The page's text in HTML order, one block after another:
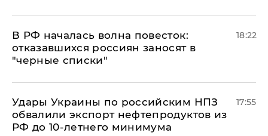
​В РФ началась волна повесток:
отказавшихся россиян заносят в
"черные списки"
18:22
Удары Украины по российским НПЗ
обвалили экспорт нефтепродуктов из
РФ до 10-летнего минимума
17:55